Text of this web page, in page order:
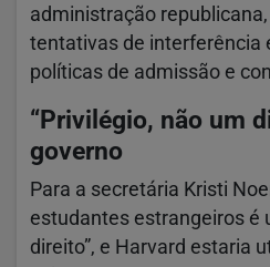
administração
tentativas de interferência
políticas de admissão e
“Privilégio, não um
governo
Para a secretária Kristi
estudantes estrangeiros é
direito”, e Harvard estaria